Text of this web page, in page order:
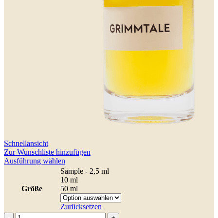
Schnellansicht
Zur Wunschliste hinzufügen
Ausführung wählen
Produkt
weist
mehrere
Varianten
auf.
Die
Größe
Sample - 2,5 ml
10 ml
50 ml
Zurücksetzen